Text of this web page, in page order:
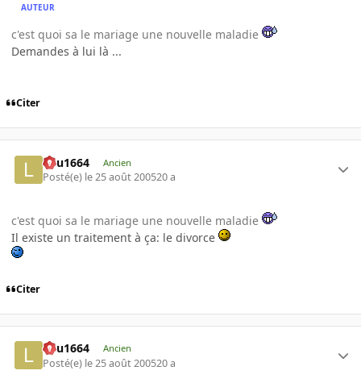
AUTEUR
c'est quoi sa le mariage une nouvelle maladie
Demandes à lui là ...
Citer
lulu1664 Ancien
Posté(e) le 25 août 200520 a
c'est quoi sa le mariage une nouvelle maladie
Il existe un traitement à ça: le divorce
Citer
lulu1664 Ancien
Posté(e) le 25 août 200520 a